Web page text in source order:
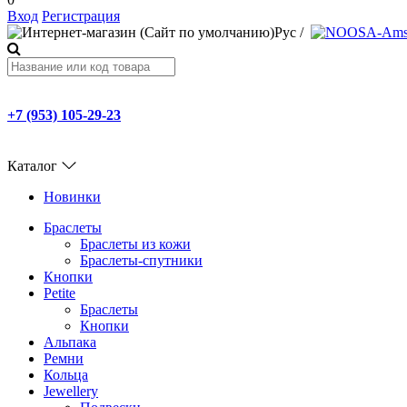
Вход Регистрация
Рус /
+7 (953) 105-29-23
Каталог
Новинки
Браслеты
Браслеты из кожи
Браслеты-спутники
Кнопки
Petite
Браслеты
Кнопки
Альпака
Ремни
Кольца
Jewellery